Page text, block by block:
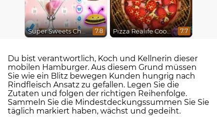
Super Sweets Challenge 7.8 Pizza Realife Cooking 7.7
Du bist verantwortlich, Koch und Kellnerin dieser
mobilen Hamburger. Aus diesem Grund müssen
Sie wie ein Blitz bewegen Kunden hungrig nach
Rindfleisch Ansatz zu gefallen. Legen Sie die
Zutaten und folgen der richtigen Reihenfolge.
Sammeln Sie die Mindestdeckungssummen Sie Sie
täglich markiert haben, wächst und gedeiht.